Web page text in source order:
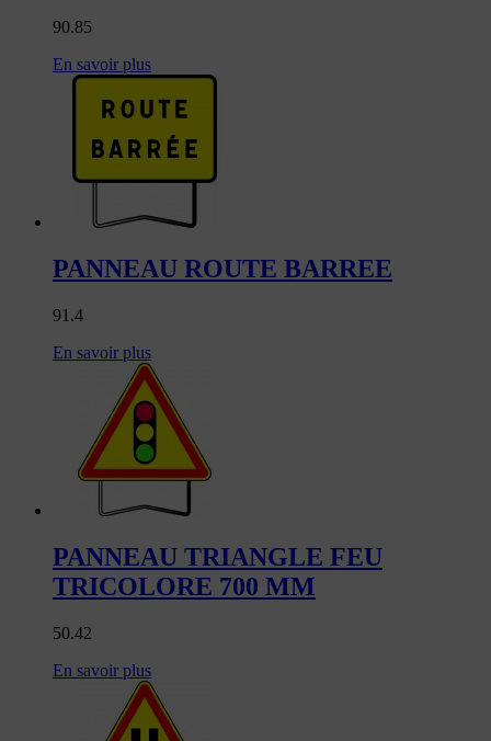
90.85
En savoir plus
PANNEAU ROUTE BARREE
91.4
En savoir plus
PANNEAU TRIANGLE FEU
TRICOLORE 700 MM
50.42
En savoir plus